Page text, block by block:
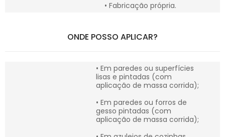
• Fabricação própria.
ONDE POSSO APLICAR?
• Em paredes ou superfícies
lisas e pintadas (com
aplicação de massa corrida);
• Em paredes ou forros de
gesso pintadas (com
aplicação de massa corrida);